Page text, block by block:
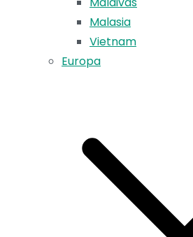
Malasia
Vietnam
Europa